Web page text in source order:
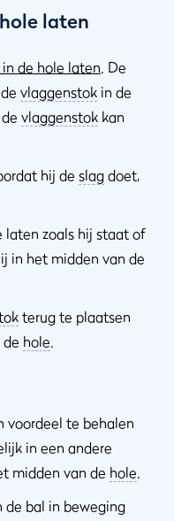
laten
de hole laten. De
vlaggenstok in de
vlaggenstok kan
hij de slag doet,
laten zoals hij staat of
in het midden van de
terug te plaatsen
hole.
voordeel te behalen
in een andere
midden van de hole.
de bal in beweging